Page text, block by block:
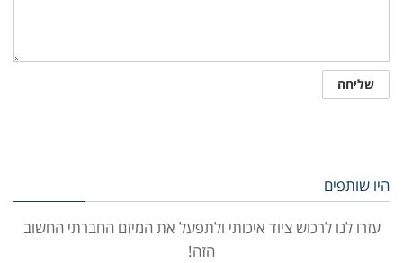
היו שותפים
עזרו לנו לרכוש ציוד איכותי ולתפעל את המיזם החברתי החשוב
הזה!